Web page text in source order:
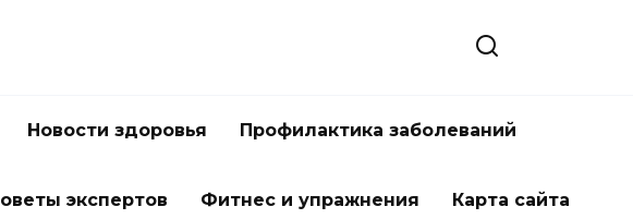
Новости здоровья Профилактика заболеваний
экспертов Фитнес и упражнения Карта сайта